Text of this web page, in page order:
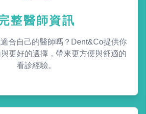
整醫師資訊
合自己的醫師嗎？Dent&Co提供你
更好的選擇，帶來更方便與舒適的
看診經驗。